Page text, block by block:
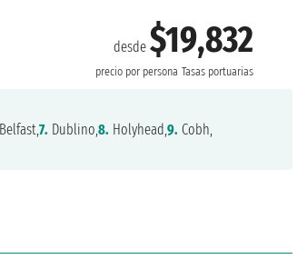
desde$19,832
precio por persona Tasas portuarias
Belfast,7. Dublino,8. Holyhead,9. Cobh,